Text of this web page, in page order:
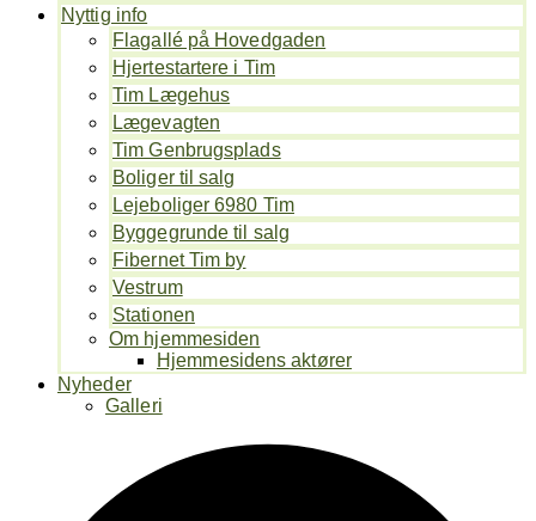
Nyttig info
Flagallé på Hovedgaden
Hjertestartere i Tim
Tim Lægehus
Lægevagten
Tim Genbrugsplads
Boliger til salg
Lejeboliger 6980 Tim
Byggegrunde til salg
Fibernet Tim by
Vestrum
Stationen
Om hjemmesiden
Hjemmesidens aktører
Nyheder
Galleri